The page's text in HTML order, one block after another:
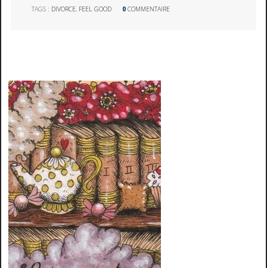
TAGS : DIVORCE, FEEL GOOD 0 COMMENTAIRE